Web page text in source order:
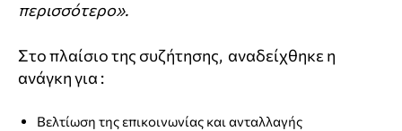
περισσότερο».
Στο πλαίσιο της συζήτησης, αναδείχθηκε η
ανάγκη για :
Βελτίωση της επικοινωνίας και ανταλλαγής